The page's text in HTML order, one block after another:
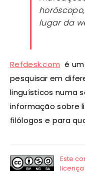
lugar da
Refdesk.com é
pesquisar em
linguísticos numa
informação sobre
filólogos e para